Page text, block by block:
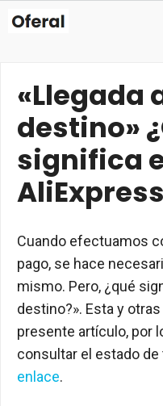
Saltar
«Llegada
destino»
significa
Cuando efectuamos
pago, se hace
mismo. Pero, ¿qué
destino?». Esta y
presente artículo, por
consultar el estado
enlace.